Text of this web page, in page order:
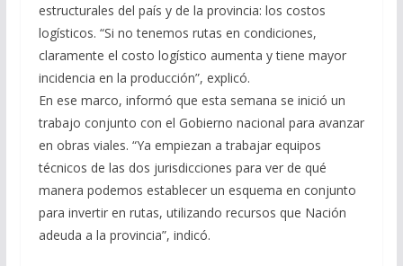
estructurales del país y de la provincia: los costos
logísticos. “Si no tenemos rutas en condiciones,
claramente el costo logístico aumenta y tiene mayor
incidencia en la producción”, explicó.
En ese marco, informó que esta semana se inició un
trabajo conjunto con el Gobierno nacional para avanzar
en obras viales. “Ya empiezan a trabajar equipos
técnicos de las dos jurisdicciones para ver de qué
manera podemos establecer un esquema en conjunto
para invertir en rutas, utilizando recursos que Nación
adeuda a la provincia”, indicó.